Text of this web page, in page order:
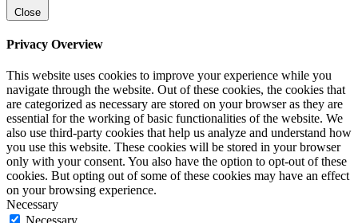
Close
Privacy Overview
This website uses cookies to improve your experience while you
navigate through the website. Out of these cookies, the cookies that
are categorized as necessary are stored on your browser as they are
essential for the working of basic functionalities of the website. We
also use third-party cookies that help us analyze and understand how
you use this website. These cookies will be stored in your browser
only with your consent. You also have the option to opt-out of these
cookies. But opting out of some of these cookies may have an effect
on your browsing experience.
Necessary